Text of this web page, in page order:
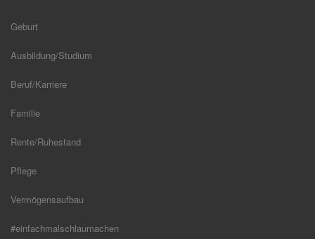
Geburt
Ausbildung/Studium
Beruf/Karriere
Familie
Rente/Ruhestand
Pflege
Vermögensaufbau
#einfachmalschlaumachen